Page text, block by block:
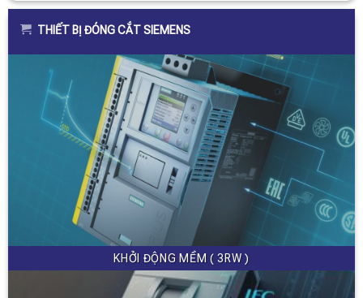
THIẾT BỊ ĐÓNG CẮT SIEMENS
KHỞI ĐỘNG MỀM ( 3RW )